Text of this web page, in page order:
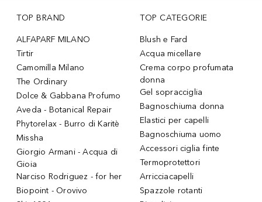
TOP BRAND
ALFAPARF MILANO
Tirtir
Camomilla Milano
The Ordinary
Dolce & Gabbana Profumo
Aveda - Botanical Repair
Phytorelax - Burro di Karitè
Missha
Giorgio Armani - Acqua di
Gioia
Narciso Rodriguez - for her
Biopoint - Orovivo
TOP CATEGORIE
Blush e Fard
Acqua micellare
Crema corpo profumata
donna
Gel sopracciglia
Bagnoschiuma donna
Elastici per capelli
Bagnoschiuma uomo
Accessori ciglia finte
Termoprotettori
Arricciacapelli
Spazzole rotanti